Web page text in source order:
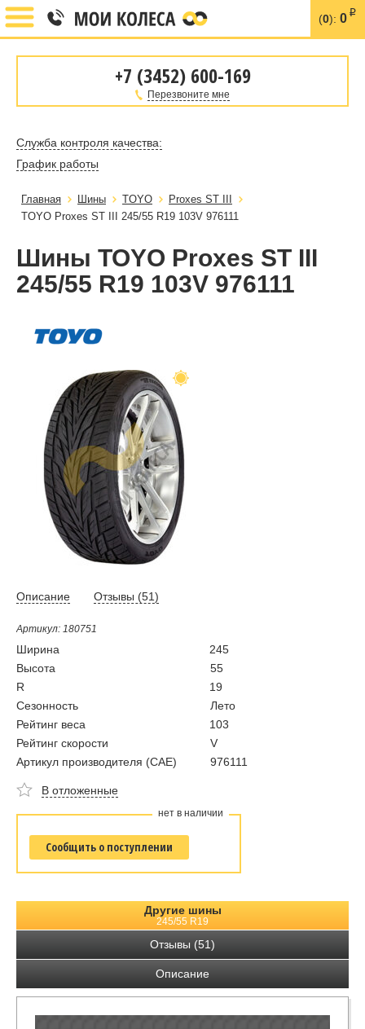
(0): 0 i
+7 (3452) 600-169
Перезвоните мне
Служба контроля качества:
График работы
Главная Шины TOYO
Proxes ST III
TOYO Proxes ST III 245/55 R19 103V 976111
Шины TOYO Proxes ST III
245/55 R19 103V 976111
Описание Отзывы (51)
Артикул: 180751
Ширина
245
Высота
55
R
19
Сезонность
Лето
Рейтинг веса
103
Рейтинг скорости
V
Артикул производителя (CAE)
976111
В отложенные
нет в наличии
Сообщить о поступлении
Другие шины
245/55 R19
Отзывы (51)
Описание